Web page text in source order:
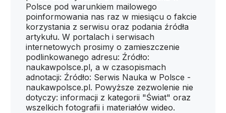
Polsce pod warunkiem mailowego
poinformowania nas raz w miesiącu o fakcie
korzystania z serwisu oraz podania źródła
artykułu. W portalach i serwisach
internetowych prosimy o zamieszczenie
podlinkowanego adresu: Źródło:
naukawpolsce.pl, a w czasopismach
adnotacji: Źródło: Serwis Nauka w Polsce -
naukawpolsce.pl. Powyższe zezwolenie nie
dotyczy: informacji z kategorii "Świat" oraz
wszelkich fotografii i materiałów wideo.